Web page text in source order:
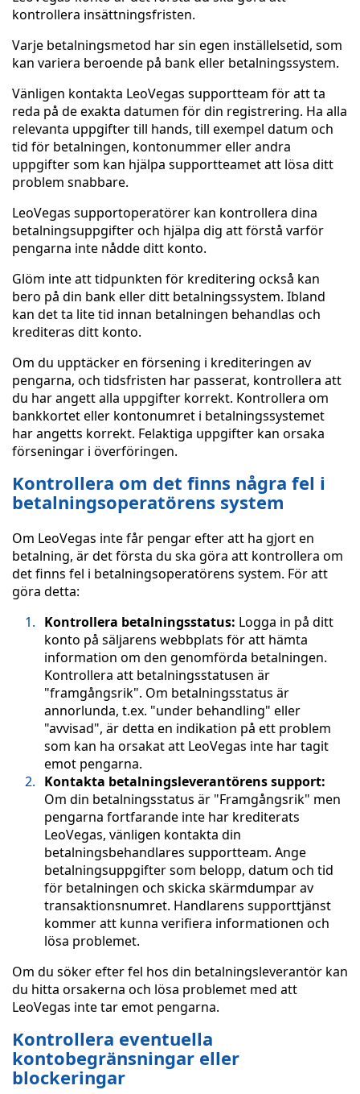
kontrollera insättningsfristen.
Varje betalningsmetod har sin egen inställelsetid, som
kan variera beroende på bank eller betalningssystem.
Vänligen kontakta LeoVegas supportteam för att ta
reda på de exakta datumen för din registrering. Ha alla
relevanta uppgifter till hands, till exempel datum och
tid för betalningen, kontonummer eller andra
uppgifter som kan hjälpa supportteamet att lösa ditt
problem snabbare.
LeoVegas supportoperatörer kan kontrollera dina
betalningsuppgifter och hjälpa dig att förstå varför
pengarna inte nådde ditt konto.
Glöm inte att tidpunkten för kreditering också kan
bero på din bank eller ditt betalningssystem. Ibland
kan det ta lite tid innan betalningen behandlas och
krediteras ditt konto.
Om du upptäcker en försening i krediteringen av
pengarna, och tidsfristen har passerat, kontrollera att
du har angett alla uppgifter korrekt. Kontrollera om
bankkortet eller kontonumret i betalningssystemet
har angetts korrekt. Felaktiga uppgifter kan orsaka
förseningar i överföringen.
Kontrollera om det finns några fel i
betalningsoperatörens system
Om LeoVegas inte får pengar efter att ha gjort en
betalning, är det första du ska göra att kontrollera om
det finns fel i betalningsoperatörens system. För att
göra detta:
Kontrollera betalningsstatus: Logga in på ditt
konto på säljarens webbplats för att hämta
information om den genomförda betalningen.
Kontrollera att betalningsstatusen är
"framgångsrik". Om betalningsstatus är
annorlunda, t.ex. "under behandling" eller
"avvisad", är detta en indikation på ett problem
som kan ha orsakat att LeoVegas inte har tagit
emot pengarna.
Kontakta betalningsleverantörens support:
Om din betalningsstatus är "Framgångsrik" men
pengarna fortfarande inte har krediterats
LeoVegas, vänligen kontakta din
betalningsbehandlares supportteam. Ange
betalningsuppgifter som belopp, datum och tid
för betalningen och skicka skärmdumpar av
transaktionsnumret. Handlarens supporttjänst
kommer att kunna verifiera informationen och
lösa problemet.
Om du söker efter fel hos din betalningsleverantör kan
du hitta orsakerna och lösa problemet med att
LeoVegas inte tar emot pengarna.
Kontrollera eventuella
kontobegränsningar eller
blockeringar